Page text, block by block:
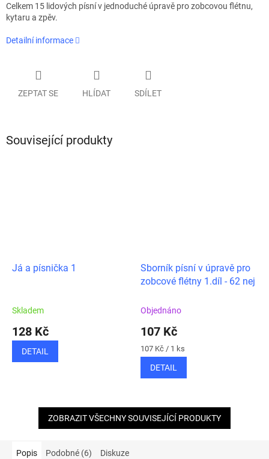
Celkem 15 lidových písní v jednoduché úpravě pro zobcovou flétnu,
kytaru a zpěv.
Detailní informace
ZEPTAT SE HLÍDAT SDÍLET
Související produkty
Já a písnička 1
Skladem
128 Kč
DETAIL
Sborník písní v úpravě pro
zobcové flétny 1.díl - 62 nej
Objednáno
107 Kč
Měrná
cena:
107 Kč / 1 ks
DETAIL
ZOBRAZIT VŠECHNY SOUVISEJÍCÍ PRODUKTY
Popis Podobné (6) Diskuze